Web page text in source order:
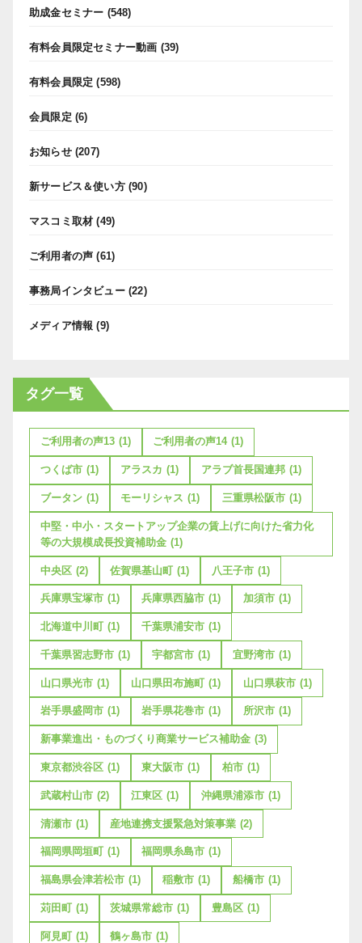
助成金セミナー (548)
有料会員限定セミナー動画 (39)
有料会員限定 (598)
会員限定 (6)
お知らせ(207)
新サービス＆使い方(90)
マスコミ取材 (49)
ご利用者の声 (61)
事務局インタビュー(22)
メディア情報 (9)
タグ一覧
ご利用者の声13 (1) ご利用者の声14 (1)
つくば市 (1) アラスカ (1) アラブ首長国連邦 (1)
ブータン (1) モーリシャス (1) 三重県松阪市 (1)
中堅・中小・スタートアップ企業の賃上げに向けた省力化
等の大規模成長投資補助金 (1)
中央区 (2) 佐賀県基山町 (1) 八王子市 (1)
兵庫県宝塚市 (1) 兵庫県西脇市 (1) 加須市 (1)
北海道中川町 (1) 千葉県浦安市 (1)
千葉県習志野市 (1) 宇都宮市 (1) 宜野湾市 (1)
山口県光市 (1) 山口県田布施町 (1) 山口県萩市 (1)
岩手県盛岡市 (1) 岩手県花巻市 (1) 所沢市 (1)
新事業進出・ものづくり商業サービス補助金 (3)
東京都渋谷区 (1) 東大阪市 (1) 柏市 (1)
武蔵村山市 (2) 江東区 (1) 沖縄県浦添市 (1)
清瀬市 (1) 産地連携支援緊急対策事業 (2)
福岡県岡垣町 (1) 福岡県糸島市 (1)
福島県会津若松市 (1) 稲敷市 (1) 船橋市 (1)
苅田町 (1) 茨城県常総市 (1) 豊島区 (1)
阿見町 (1) 鶴ヶ島市 (1)